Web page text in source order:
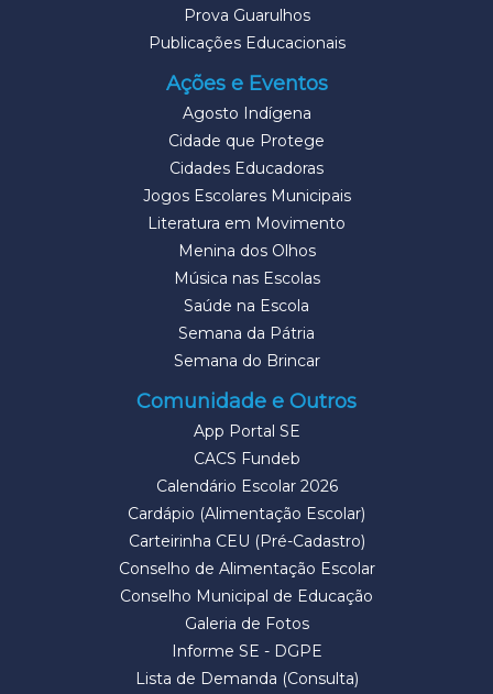
Prova Guarulhos
Publicações Educacionais
Ações e Eventos
Agosto Indígena
Cidade que Protege
Cidades Educadoras
Jogos Escolares Municipais
Literatura em Movimento
Menina dos Olhos
Música nas Escolas
Saúde na Escola
Semana da Pátria
Semana do Brincar
Comunidade e Outros
App Portal SE
CACS Fundeb
Calendário Escolar 2026
Cardápio (Alimentação Escolar)
Carteirinha CEU (Pré-Cadastro)
Conselho de Alimentação Escolar
Conselho Municipal de Educação
Galeria de Fotos
Informe SE - DGPE
Lista de Demanda (Consulta)